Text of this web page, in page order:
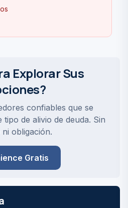
Explorar Sus
confiables que se
tipo de alivio de deuda. Sin
obligación.
Gratis